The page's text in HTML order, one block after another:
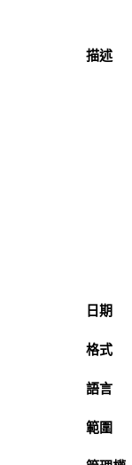
描述
日期
格式
語言
範圍